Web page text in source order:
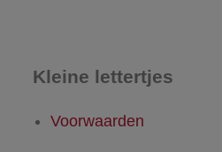
Kleine lettertjes
Voorwaarden